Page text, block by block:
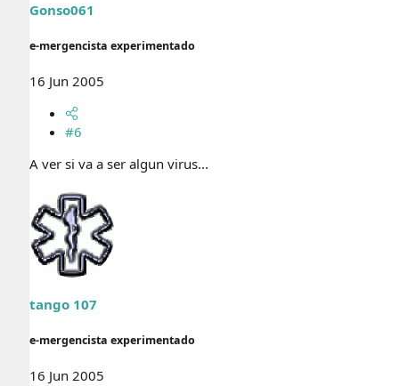
Gonso061
e-mergencista experimentado
16 Jun 2005
#6
A ver si va a ser algun virus...
tango 107
e-mergencista experimentado
16 Jun 2005